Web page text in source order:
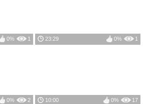
1
0% 23:29 1
0%
2
0% 10:00 17
0%